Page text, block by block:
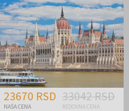
23670 RSD
NAŠA CENA
33042 RSD
REDOVNA CENA